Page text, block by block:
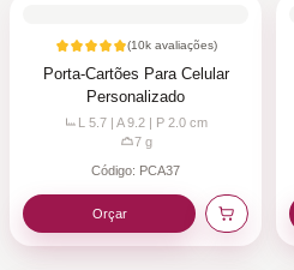
(10kavaliações)
Porta-Cartões Para Celular
Personalizado
L 5.7 | A 9.2 | P 2.0 cm
7g
Código: PCA37
Orçar